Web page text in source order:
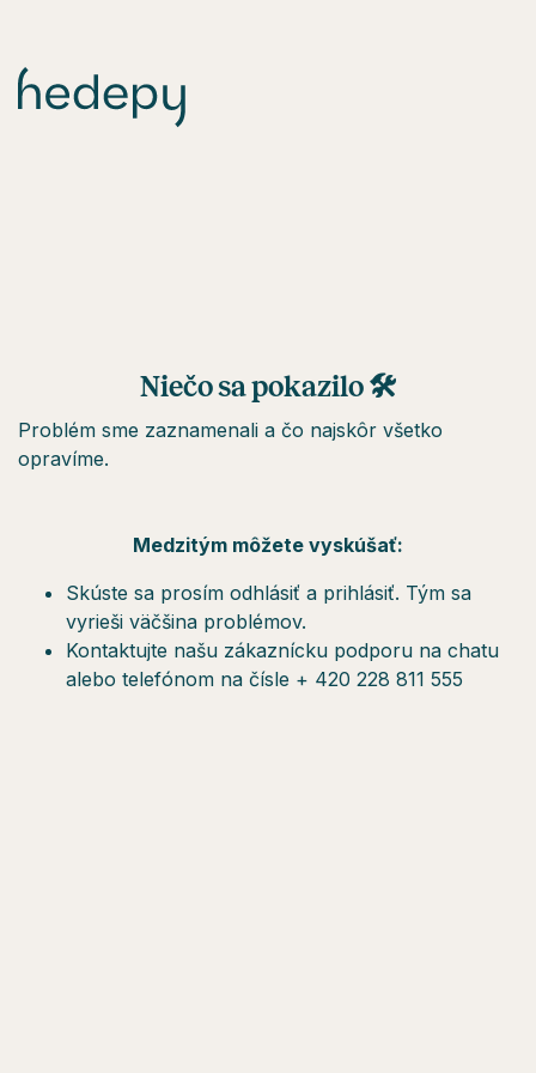
Niečo sa pokazilo 🛠
Problém sme zaznamenali a čo najskôr všetko
opravíme.
Medzitým môžete vyskúšať:
Skúste sa prosím odhlásiť a prihlásiť. Tým sa
vyrieši väčšina problémov.
Kontaktujte našu zákaznícku podporu na chatu
alebo telefónom na čísle + 420 228 811 555